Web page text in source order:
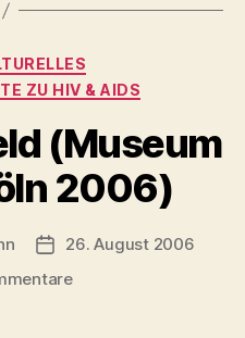
Kategorien
ZU HIV & AIDS
(Museum
2006)
Beitragsdatum
26. August 2006
zu